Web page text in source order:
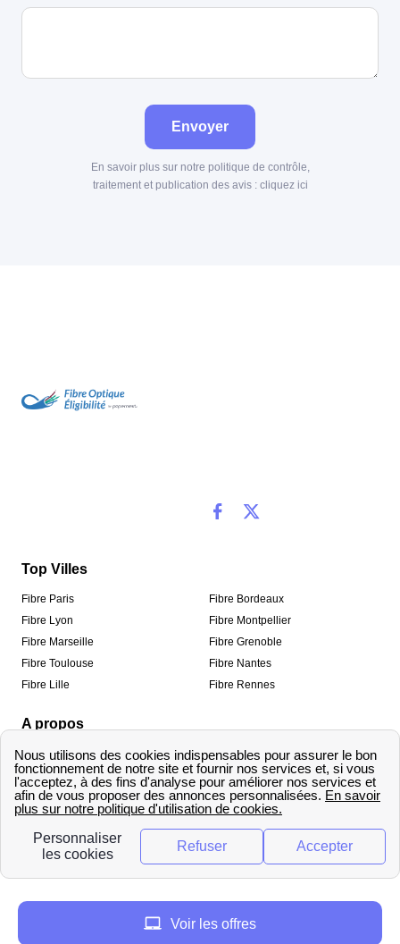
Envoyer
En savoir plus sur notre politique de contrôle,
traitement et publication des avis : cliquez ici
Top Villes
Fibre Paris
Fibre Lyon
Fibre Marseille
Fibre Toulouse
Fibre Lille
Fibre Bordeaux
Fibre Montpellier
Fibre Grenoble
Fibre Nantes
Fibre Rennes
A propos
Qui sommes-nous ?
Informations de contact
Méthodologie de classement
Mentions légales
Traitement des avis
Copyright © fibre-optique-eligibilite.fr 2026 – Tous
droits réservés
Voir les offres